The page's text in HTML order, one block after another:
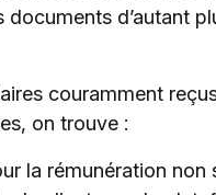
d’autant
couramment
on trouve :
la rémunération non